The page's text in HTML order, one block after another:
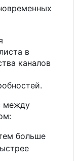
в
каналов
между
больше